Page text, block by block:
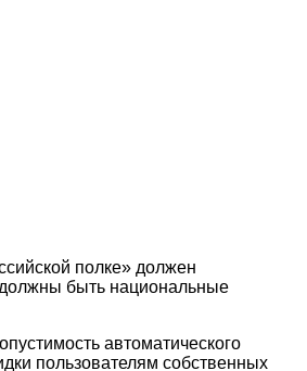
полке» должен
должны быть национальные
автоматического
пользователям собственных